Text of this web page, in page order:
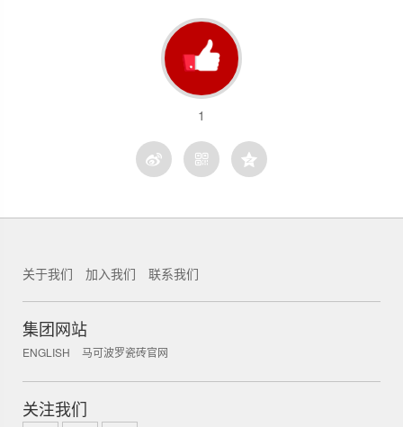
1
关于我们 加入我们 联系我们
集团网站
ENGLISH 马可波罗瓷砖官网
关注我们